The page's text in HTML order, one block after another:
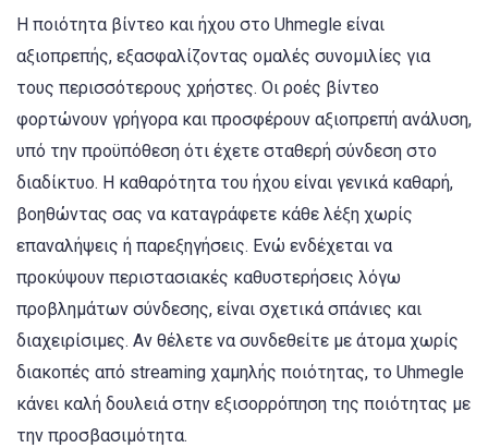
Η ποιότητα βίντεο και ήχου στο Uhmegle είναι
αξιοπρεπής, εξασφαλίζοντας ομαλές συνομιλίες για
τους περισσότερους χρήστες. Οι ροές βίντεο
φορτώνουν γρήγορα και προσφέρουν αξιοπρεπή ανάλυση,
υπό την προϋπόθεση ότι έχετε σταθερή σύνδεση στο
διαδίκτυο. Η καθαρότητα του ήχου είναι γενικά καθαρή,
βοηθώντας σας να καταγράφετε κάθε λέξη χωρίς
επαναλήψεις ή παρεξηγήσεις. Ενώ ενδέχεται να
προκύψουν περιστασιακές καθυστερήσεις λόγω
προβλημάτων σύνδεσης, είναι σχετικά σπάνιες και
διαχειρίσιμες. Αν θέλετε να συνδεθείτε με άτομα χωρίς
διακοπές από streaming χαμηλής ποιότητας, το Uhmegle
κάνει καλή δουλειά στην εξισορρόπηση της ποιότητας με
την προσβασιμότητα.